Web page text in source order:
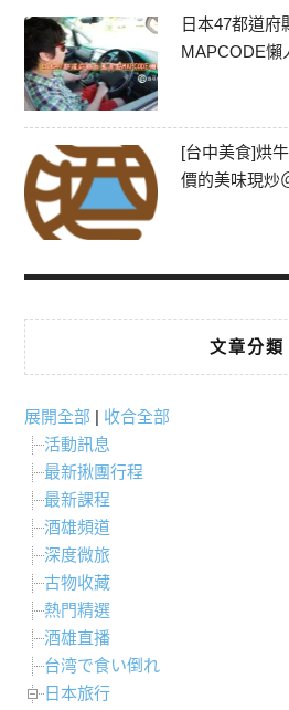
日本47都道府
MAPCODE懶
[台中美食]烘
價的美味現炒
文章分類
展開全部 | 收合全部
活動訊息
最新揪團行程
最新課程
酒雄頻道
深度微旅
古物收藏
熱門精選
酒雄直播
台湾で食い倒れ
日本旅行